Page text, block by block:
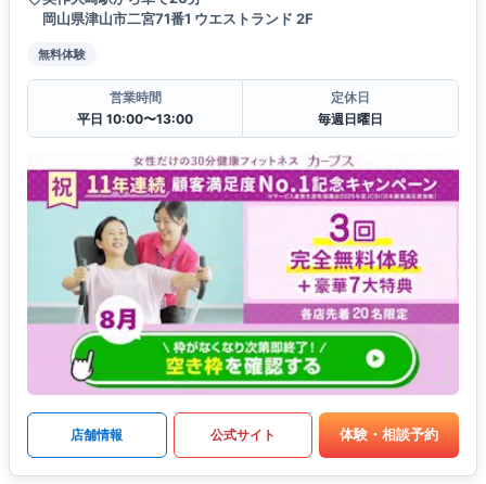
岡山県津山市二宮71番1 ウエストランド 2F
無料体験
営業時間
平日 10:00〜13:00
定休日
毎週日曜日
店舗情報 公式サイト 体験・相談予約